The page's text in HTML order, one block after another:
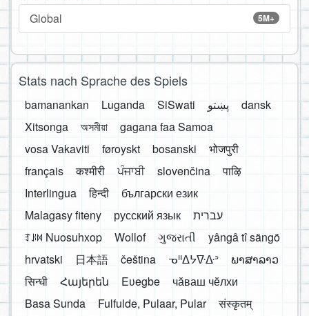
5M+
Global
Stats nach Sprache des Spiels
bamanankan Luganda SiSwati پښتو
dansk
Xitsonga
অসমীয়া
gagana faa Samoa
vosa Vakaviti
føroyskt bosanski
भोजपुरी
français
कश्मीरी ਪੰਜਾਬੀ slovenčina
पाऴि
Interlingua
हिन्दी
български език
Malagasy fiteny
русский язык
עברית
ꆈꌠ꒿ Nuosuhxop
Wollof ગુજરાતી
yângâ tî sängö
hrvatski
日本語 čeština ᓀᐦᐃᔭᐍᐏᐣ
ພາສາລາວ
सिन्धी
Հայերեն Eʋegbe
чӑваш чӗлхи
Basa Sunda
Fulfulde, Pulaar, Pular
संस्कृतम्